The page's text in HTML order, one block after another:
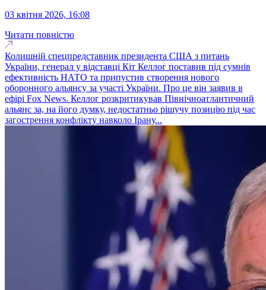
03 квітня 2026, 16:08
Читати повністю
Колишній спецпредставник президента США з питань
України, генерал у відставці Кіт Келлог поставив під сумнів
ефективність НАТО та припустив створення нового
оборонного альянсу за участі України. Про це він заявив в
ефірі Fox News. Келлог розкритикував Північноатлантичний
альянс за, на його думку, недостатньо рішучу позицію під час
загострення конфлікту навколо Ірану...